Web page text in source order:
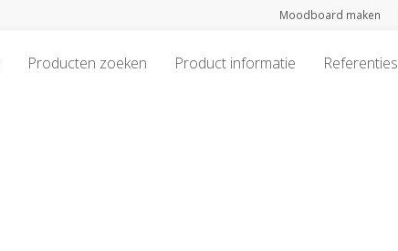
Moodboard maken
Producten zoeken Product informatie Referenties